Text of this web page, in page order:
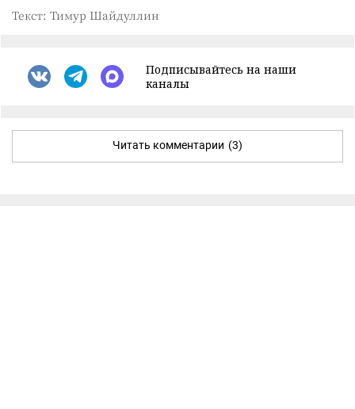
Текст: Тимур Шайдуллин
Подписывайтесь на наши
каналы
Читать комментарии (3)